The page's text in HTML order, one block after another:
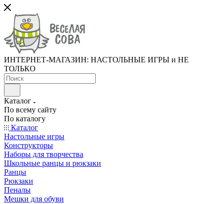
ИНТЕРНЕТ-МАГАЗИН: НАСТОЛЬНЫЕ ИГРЫ и НЕ
ТОЛЬКО
Каталог
По всему сайту
По каталогу
Каталог
Настольные игры
Конструкторы
Наборы для творчества
Школьные ранцы и рюкзаки
Ранцы
Рюкзаки
Пеналы
Мешки для обуви